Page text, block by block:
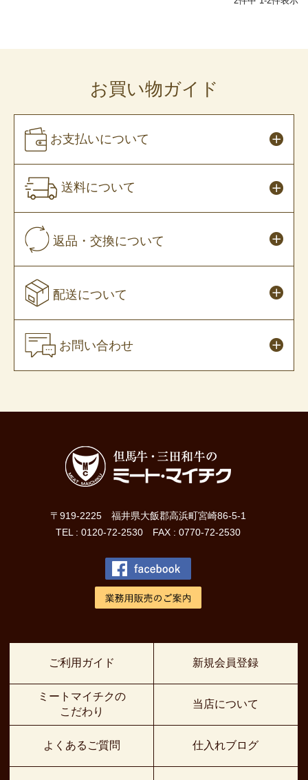
お買い物ガイド
お支払いについて
送料について
返品・交換について
配送について
お問い合わせ
〒919-2225 福井県大飯郡高浜町宮崎86-5-1
TEL : 0120-72-2530 FAX : 0770-72-2530
ご利用ガイド
ミートマイチクの
こだわり
よくあるご質問
新規会員登録
当店について
仕入れブログ